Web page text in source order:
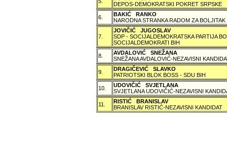
DEPOS-DEMOKRATSKI POKRET SRPSKE
6.
BAKIĆ RANKO
NARODNA STRANKA RADOM ZA BOLJITAK
7.
JOVIČIĆ JUGOSLAV
SDP - SOCIJALDEMOKRATSKA PARTIJA
SOCIJALDEMOKRATI BIH
8.
AVDALOVIĆ SNEŽANA
SNEŽANA AVDALOVIĆ-NEZAVISNI
9.
DRAGIČEVIĆ SLAVKO
PATRIOTSKI BLOK BOSS - SDU BIH
10.
UDOVIČIĆ SVJETLANA
SVJETLANA UDOVIČIĆ-NEZAVISNI
11.
RISTIĆ BRANISLAV
BRANISLAV RISTIĆ-NEZAVISNI KANDIDAT